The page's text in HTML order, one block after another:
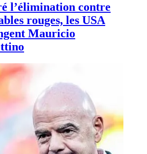
l’élimination contre
rouges, les USA
Mauricio